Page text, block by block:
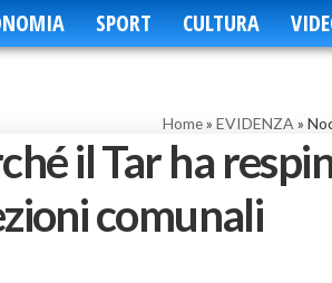
SPORT CULTURA
Home» EVIDENZA »
il Tar ha
comunali